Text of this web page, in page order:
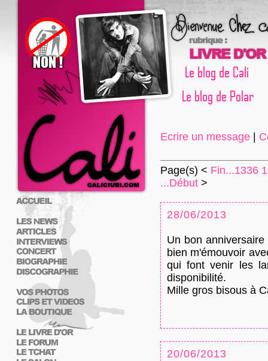
Ecrire un message
Page(s) < Fin...1336
...Début >
28/06/2013
Un bon
bien m'émouvoir
qui font venir les
disponibilité.
Mille gros bisous à
20/06/2013